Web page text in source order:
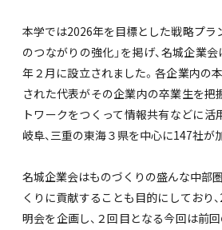
本学では2026年を目標とした戦略プラ
のつながりの強化」を掲げ、名城企業
年２月に設立されました。各企業内の
された代表がその企業内の卒業生を把
トワークをつくって情報共有などに活用
岐阜、三重の東海３県を中心に147社が
名城企業会はものづくりの盛んな中部
くりに貢献することも目的にしており
明会を企画し、２回目となる今回は前